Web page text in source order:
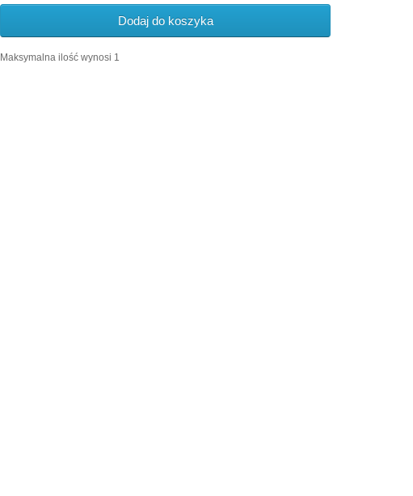
Dodaj do koszyka
Maksymalna ilość wynosi 1